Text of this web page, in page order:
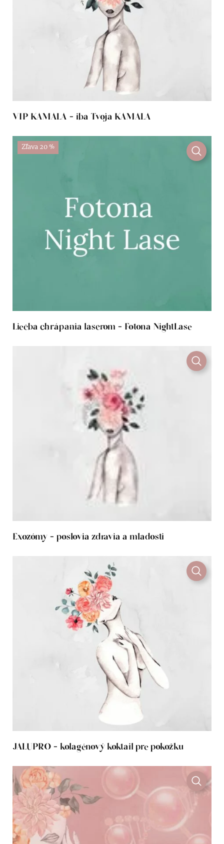
VIP KAMALA - iba Tvoja KAMALA
Zľava 20 %
Liečba chrápania laserom - Fotona NightLase
Exozómy - poslovia zdravia a mladosti
JALUPRO - kolagénový koktail pre pokožku